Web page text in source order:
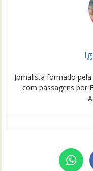
Jornalista formado
com passagens por